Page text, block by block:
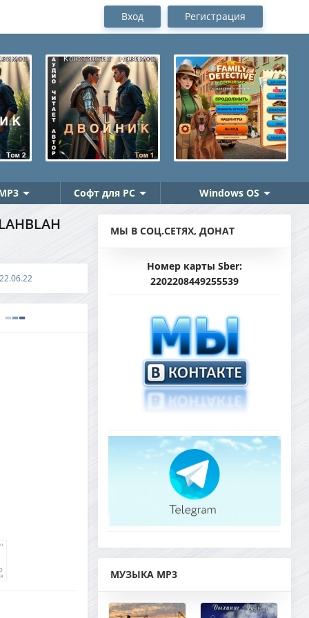
Вход Регистрация
Софт для PC Windows OS
МЫ В СОЦ.СЕТЯХ, ДОНАТ
Номер карты Sber:
2202208449255539
МУЗЫКА MP3